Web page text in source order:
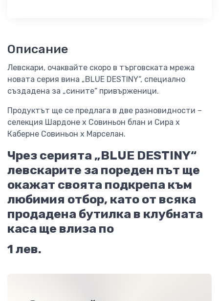
Описание
Левскари, очаквайте скоро в търговската мрежа
новата серия вина „BLUE DESTINY“, специално
създадена за „сините“ привърженици.
Продуктът ще се предлага в две разновидности –
селекция Шардоне х Совиньон блан и Сира х
Каберне Совиньон х Марселан.
Чрез серията „BLUE DESTINY“
левскарите за пореден път ще
окажат своята подкрепа към
любимия отбор, като от всяка
продадена бутилка в клубната
каса ще влиза по
1 лев.